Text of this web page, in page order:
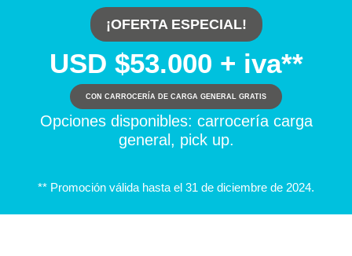
¡OFERTA ESPECIAL!
USD $53.000 + iva**
CON CARROCERÍA DE CARGA GENERAL GRATIS
Opciones disponibles: carrocería carga
general, pick up.
** Promoción válida hasta el 31 de diciembre de 2024.